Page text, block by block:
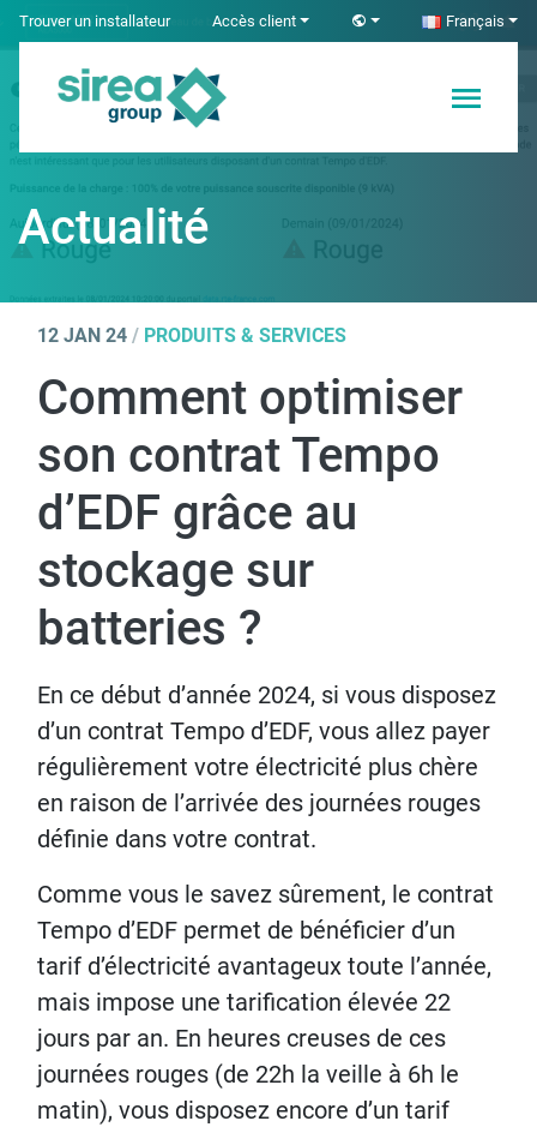
SkipTrouver un installateur Accès client Français
Solutions en
Électricité et
Actualité
12 JAN 24 / PRODUITS & SERVICES
Comment optimiser
son contrat Tempo
d’EDF grâce au
stockage sur
batteries ?
En ce début d’année 2024, si vous disposez
d’un contrat Tempo d’EDF, vous allez payer
régulièrement votre électricité plus chère
en raison de l’arrivée des journées rouges
définie dans votre contrat.
Comme vous le savez sûrement, le contrat
Tempo d’EDF permet de bénéficier d’un
tarif d’électricité avantageux toute l’année,
mais impose une tarification élevée 22
jours par an. En heures creuses de ces
journées rouges (de 22h la veille à 6h le
matin), vous disposez encore d’un tarif